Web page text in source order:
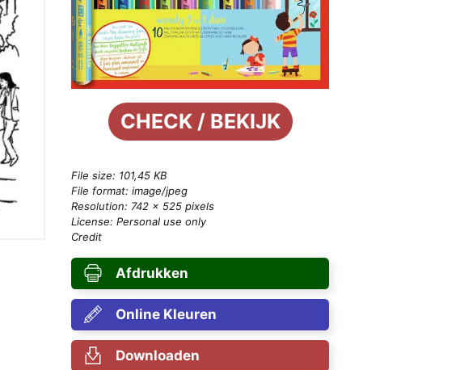
CHECK / BEKIJK
File size: 101,45 KB
File format: image/jpeg
Resolution: 742 × 525 pixels
License: Personal use only
Credit
Afdrukken
Online Kleuren
Downloaden